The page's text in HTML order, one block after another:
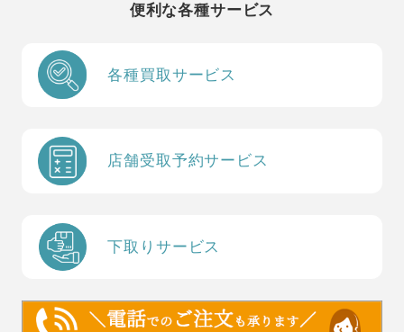
便利な各種サービス
各種買取サービス
店舗受取予約サービス
下取りサービス